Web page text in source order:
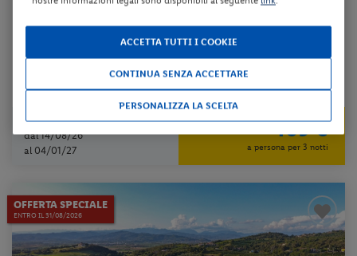
da 137 € per notte
Check-in
dal 14/08/26
al 04/01/27
409 €
a persona per 3 notti
OFFERTA SPECIALE
ENTRO IL 31/08/2026
ACCETTA TUTTI I COOKIE
CONTINUA SENZA ACCETTARE
PERSONALIZZA LA SCELTA